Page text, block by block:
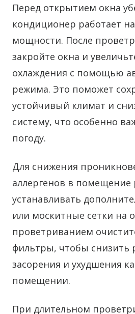
Перед открытием окна
кондиционер работает
мощности. После
закройте окна и
охлаждения с помощью
режима. Это поможет
устойчивый климат и
систему, что особенно
погоду.
Для снижения
аллергенов в помещение
устанавливать
или москитные сетки на
проветриванием
фильтры, чтобы снизить
засорения и ухудшения
помещении.
При длительном